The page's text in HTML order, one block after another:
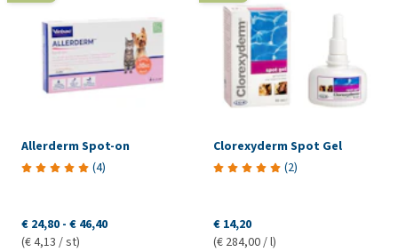
Allerderm Spot-on
(4)
€ 24,80 - € 46,40
(€ 4,13 / st)
Clorexyderm Spot Gel
(2)
€ 14,20
(€ 284,00 / l)